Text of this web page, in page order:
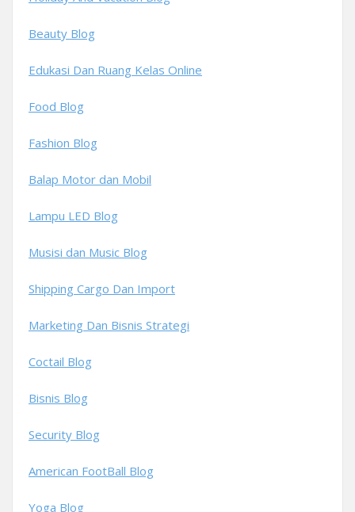
Beauty Blog
Edukasi Dan Ruang Kelas Online
Food Blog
Fashion Blog
Balap Motor dan Mobil
Lampu LED Blog
Musisi dan Music Blog
Shipping Cargo Dan Import
Marketing Dan Bisnis Strategi
Coctail Blog
Bisnis Blog
Security Blog
American FootBall Blog
Yoga Blog